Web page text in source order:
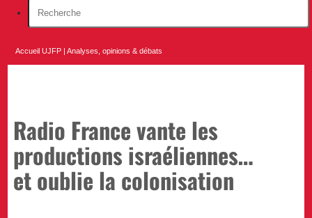
Accueil UJFP |Analyses, opinions & débats
Radio France vante les
productions israéliennes…
et oublie la colonisation